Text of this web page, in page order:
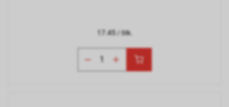
17.45/ Stk.